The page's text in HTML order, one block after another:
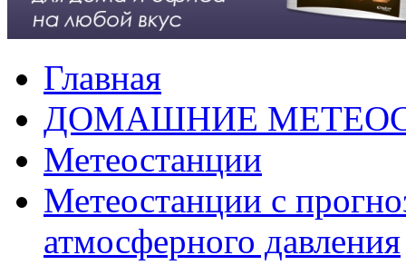
Главная
ДОМАШНИЕ
Метеостанции
Метеостанции с
атмосферного давления